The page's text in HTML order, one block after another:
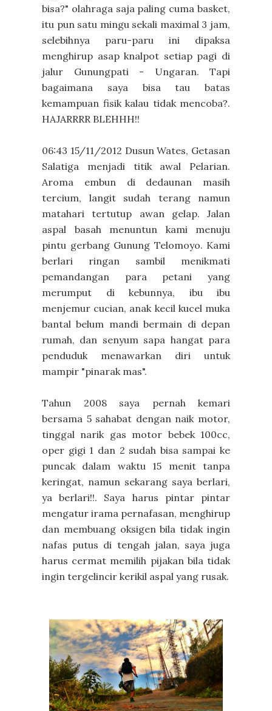
bisa?" olahraga saja paling cuma basket,
itu pun satu mingu sekali maximal 3 jam,
selebihnya paru-paru ini dipaksa
menghirup asap knalpot setiap pagi di
jalur Gunungpati - Ungaran. Tapi
bagaimana saya bisa tau batas
kemampuan fisik kalau tidak mencoba?.
HAJARRRR BLEHHH!!
06:43 15/11/2012 Dusun Wates, Getasan
Salatiga menjadi titik awal Pelarian.
Aroma embun di dedaunan masih
tercium, langit sudah terang namun
matahari tertutup awan gelap. Jalan
aspal basah menuntun kami menuju
pintu gerbang Gunung Telomoyo. Kami
berlari ringan sambil menikmati
pemandangan para petani yang
merumput di kebunnya, ibu ibu
menjemur cucian, anak kecil kucel muka
bantal belum mandi bermain di depan
rumah, dan senyum sapa hangat para
penduduk menawarkan diri untuk
mampir "pinarak mas".
Tahun 2008 saya pernah kemari
bersama 5 sahabat dengan naik motor,
tinggal narik gas motor bebek 100cc,
oper gigi 1 dan 2 sudah bisa sampai ke
puncak dalam waktu 15 menit tanpa
keringat, namun sekarang saya berlari,
ya berlari!!. Saya harus pintar pintar
mengatur irama pernafasan, menghirup
dan membuang oksigen bila tidak ingin
nafas putus di tengah jalan, saya juga
harus cermat memilih pijakan bila tidak
ingin tergelincir kerikil aspal yang rusak.